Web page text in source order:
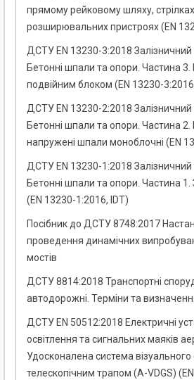
прямому рейковому шляху,
розширювальних пристроях (EN
ДСТУ EN 13230-3:2018 Залізничний
Бетонні шпали та опори. Частина 3.
подвійним блоком (EN 13230-
ДСТУ EN 13230-2:2018 Залізничний
Бетонні шпали та опори. Частина
напружені шпали моноблочні (EN
ДСТУ EN 13230-1:2018 Залізничний
Бетонні шпали та опори. Частина 1.
(EN 13230-1:2016, IDT)
Посібник до ДСТУ 8748:2017
проведення динамічних
мостів
ДСТУ 8814:2018 Транспортні
автодорожні. Терміни та
ДСТУ EN 50512:2018 Електричні
освітлення та сигнальних маяків
Удосконалена система візуального
телескопічним трапом (A-VDGS)